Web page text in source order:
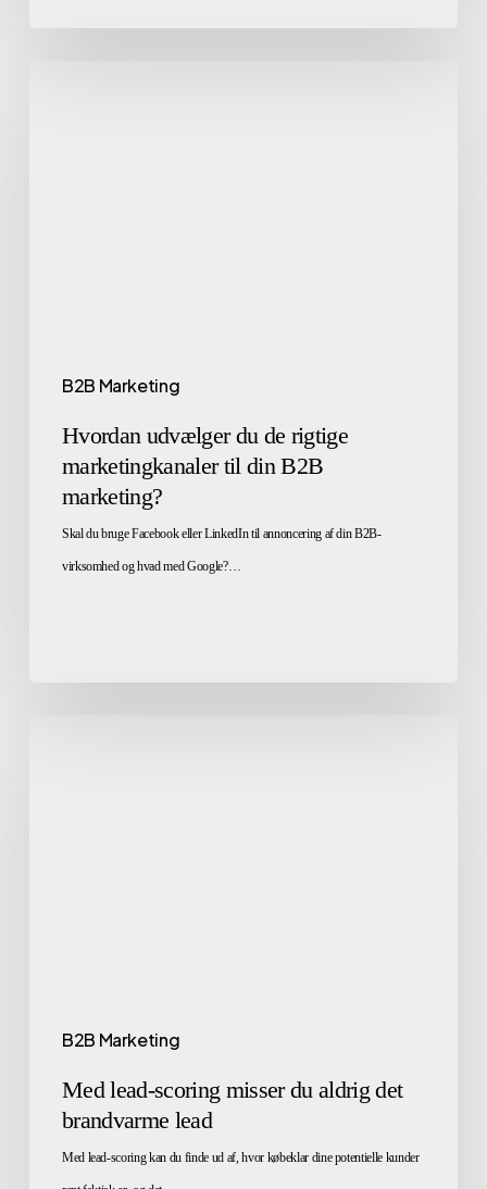
B2B Marketing
Hvordan udvælger du de rigtige
marketingkanaler til din B2B
marketing?
Skal du bruge Facebook eller LinkedIn til annoncering af din B2B-
virksomhed og hvad med Google?…
B2B Marketing
Med lead-scoring misser du aldrig det
brandvarme lead
Med lead-scoring kan du finde ud af, hvor købeklar dine potentielle kunder